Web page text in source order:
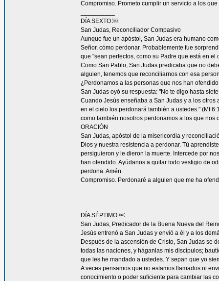
Compromiso. Prometo cumplir un servicio a los
DÍA SEXTO ￼
San Judas, Reconciliador Compasivo
Aunque fue un apóstol, San Judas era humano
Señor, cómo perdonar. Probablemente fue
que "sean perfectos, como su Padre que está en el
Como San Pablo, San Judas predicaba que no
alguien, tenemos que reconciliarnos con esa
¿Perdonamos a las personas que nos han
San Judas oyó su respuesta: "No te digo hasta
Cuando Jesús enseñaba a San Judas y a los
en el cielo los perdonará también a ustedes." (Mt
como también nosotros perdonamos a los que nos
ORACIÓN
San Judas, apóstol de la misericordia y
Dios y nuestra resistencia a perdonar. Tú
persiguieron y le dieron la muerte. Intercede por
han ofendido. Ayúdanos a quitar todo vestigio de
perdona. Amén.
Compromiso. Perdonaré a alguien que me ha
DÍA SÉPTIMO ￼
San Judas, Predicador de la Buena Nueva del
Jesús entrenó a San Judas y envió a él y a los
Después de la ascensión de Cristo, San Judas se
todas las naciones, y háganlas mis discípulos;
que les he mandado a ustedes. Y sepan que yo
A veces pensamos que no estamos llamados ni
conocimiento o poder suficiente para cambiar las